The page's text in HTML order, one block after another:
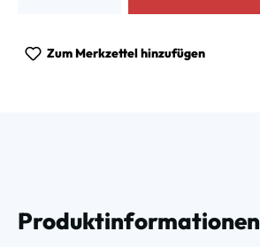
Zum Merkzettel hinzufügen
Produktinformationen